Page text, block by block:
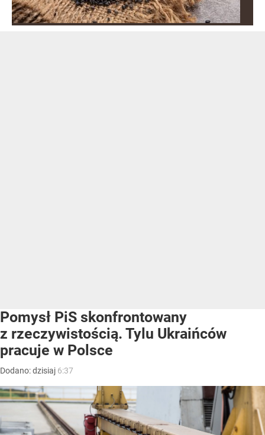
Pomysł PiS skonfrontowany
z rzeczywistością. Tylu Ukraińców
pracuje w Polsce
Dodano:dzisiaj 6:37